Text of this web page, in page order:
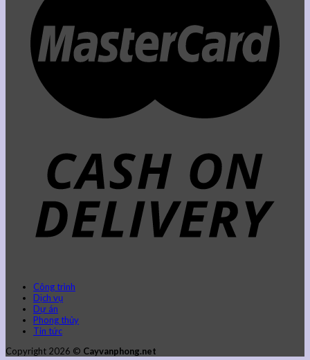
Công trình
Dịch vụ
Dự án
Phong thủy
Tin tức
Copyright 2026 © Cayvanphong.net